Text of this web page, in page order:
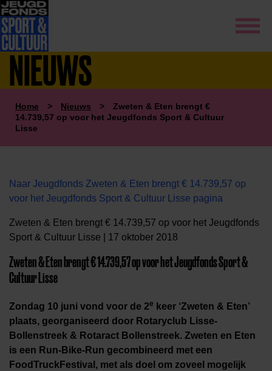
NIEUWS
Home > Nieuws >
Zweten & Eten brengt €
14.739,57 op voor het Jeugdfonds Sport & Cultuur
Lisse
Naar Jeugdfonds Zweten & Eten brengt € 14.739,57 op
voor het Jeugdfonds Sport & Cultuur Lisse pagina
Zweten & Eten brengt € 14.739,57 op voor het Jeugdfonds
Sport & Cultuur Lisse | 17 oktober 2018
Zweten & Eten brengt € 14.739,57 op voor het Jeugdfonds Sport &
Cultuur Lisse
Zondag 10 juni vond voor de 2e keer ‘Zweten & Eten’
plaats, georganiseerd door Rotaryclub Lisse-
Bollenstreek & Rotaract Bollenstreek. Zweten en Eten
is een Run-Bike-Run gecombineerd met een
FoodTruckFestival, met als doel om zoveel mogelijk